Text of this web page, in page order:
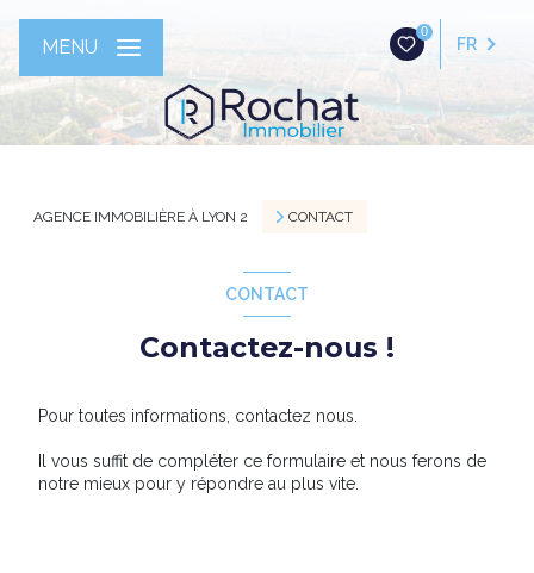
0
FR
MENU
AGENCE IMMOBILIÈRE À LYON 2 CONTACT
CONTACT
Contactez-nous !
Pour toutes informations, contactez nous.
Il vous suffit de compléter ce formulaire et nous ferons de
notre mieux pour y répondre au plus vite.